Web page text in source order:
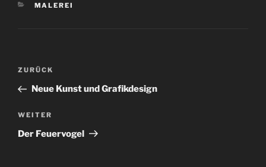
KATEGORIEN
MALEREI
Beitragsnavigation
Vorheriger
Beitrag
ZURÜCK
Neue Kunst und Grafikdesign
Nächster
Beitrag
WEITER
Der Feuervogel